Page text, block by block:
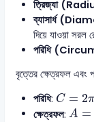
ত্রিজ্যা
ব্যাসার্ধ
দিয়ে যাওয়া সরল
পরিধি
বৃত্তের ক্ষেত্রফল এবং
পরিধি: C = 2π
C= πr
ক্ষেত্রফল: A =
A=π